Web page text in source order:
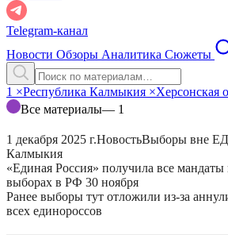
Telegram-канал
Новости Обзоры Аналитика Сюжеты
1 ×Республика Калмыкия ×Херсонская
Все материалы— 1
1 декабря 2025 г.НовостьВыборы вне
Калмыкия
«Единая Россия» получила все
выборах в РФ 30 ноября
Ранее выборы тут отложили из-за
всех единороссов